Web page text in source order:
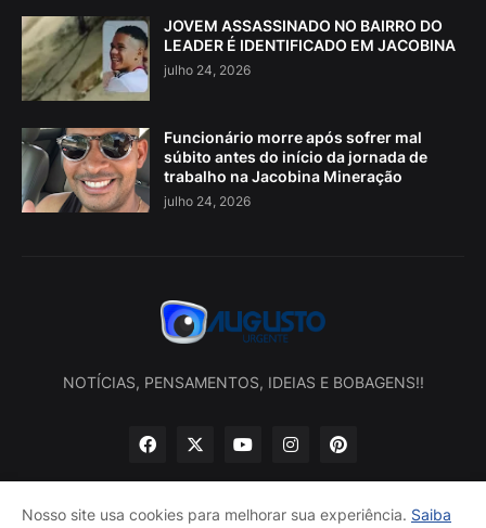
JOVEM ASSASSINADO NO BAIRRO DO
LEADER É IDENTIFICADO EM JACOBINA
julho 24, 2026
Funcionário morre após sofrer mal
súbito antes do início da jornada de
trabalho na Jacobina Mineração
julho 24, 2026
NOTÍCIAS, PENSAMENTOS, IDEIAS E BOBAGENS!!
Nosso site usa cookies para melhorar sua experiência. Saiba